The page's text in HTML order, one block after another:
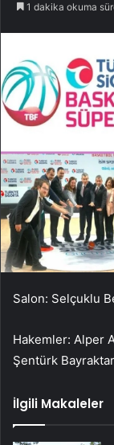
1 dakika okuma
Salon: Selçuklu
Hakemler: Alper
Şentürk Bayraktar
İlgili Makaleler